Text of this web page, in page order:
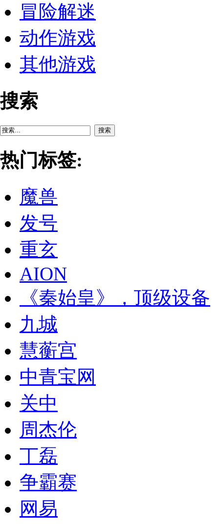
冒险解迷
动作游戏
其他游戏
搜索
搜索
热门标签:
魔兽
发号
重玄
AION
《秦始皇》，顶级设备
九城
慧蘅宫
中青宝网
关中
周杰伦
丁磊
争霸赛
网易